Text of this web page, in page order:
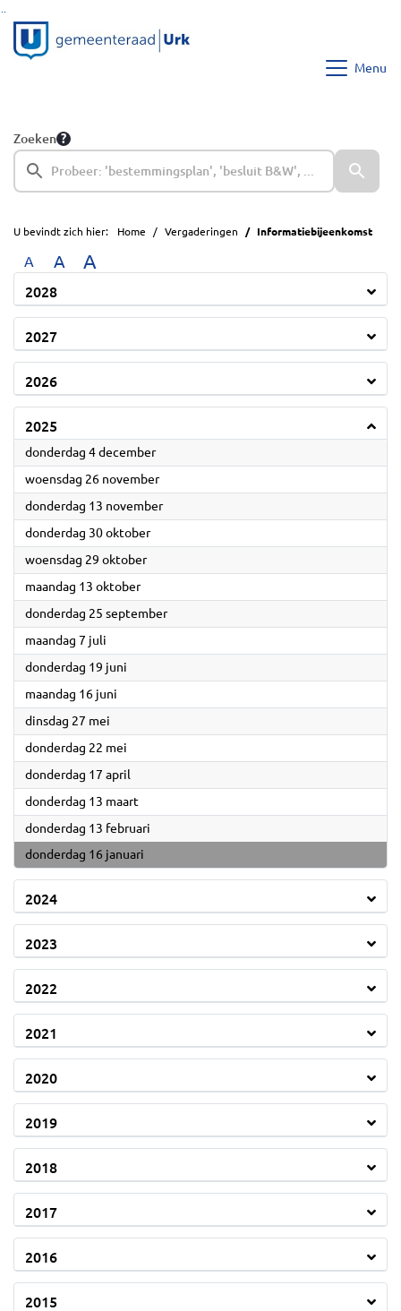
Ga naar de inhoud van deze pagina
Ga naar het zoeken
Ga naar het menu
Menu
Zoeken
U bevindt zich hier: Home Vergaderingen Informatiebijeenkomst
A A A
2028
2027
2026
2025
donderdag 4 december2025
woensdag 26 november2025
donderdag 13 november2025
donderdag 30 oktober2025
woensdag 29 oktober2025
maandag 13 oktober2025
donderdag 25 september2025
maandag 7 juli
donderdag 19 juni
maandag 16 juni
dinsdag 27 mei
donderdag 22 mei
donderdag 17 april
donderdag 13 maart2025
donderdag 13 februari
donderdag 16 januari
2024
2023
2022
2021
2020
2019
2018
2017
2016
2015